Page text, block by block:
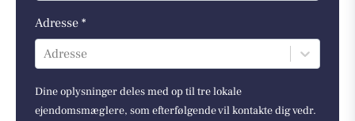
Adresse *
Adresse
Dine oplysninger deles med op til tre lokale
ejendomsmæglere, som efterfølgende vil kontakte dig vedr.